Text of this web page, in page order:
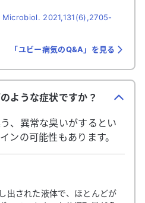
2021,131(6),2705-
「ユビー病気のQ&A」を見る
ような症状ですか？
、異常な臭いがするとい
ンの可能性もあります。
出された液体で、ほとんどが